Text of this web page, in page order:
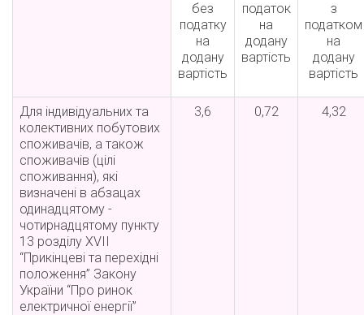
без
податку
на
додану
вартість
податок
на
додану
вартість
з
податком
на
додану
вартість
Для індивідуальних та
колективних побутових
споживачів, а також
споживачів (цілі
споживання), які
визначені в абзацах
одинадцятому -
чотирнадцятому пункту
13 розділу XVII
“Прикінцеві та перехідні
положення” Закону
України “Про ринок
електричної енергії”
3,6 0,72 4,32